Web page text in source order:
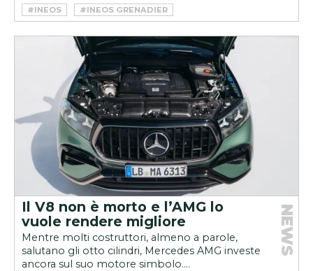
#INEOS #INEOS GRENADIER
Il V8 non è morto e l’AMG lo
vuole rendere migliore
Mentre molti costruttori, almeno a parole,
salutano gli otto cilindri, Mercedes AMG investe
ancora sul suo motore simbolo....
NEWS